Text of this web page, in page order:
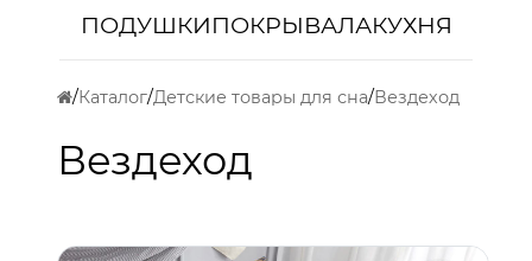
ПОДУШКИПОКРЫВАЛАКУХНЯ
Каталог Детские товары для сна Вездеход
Вездеход